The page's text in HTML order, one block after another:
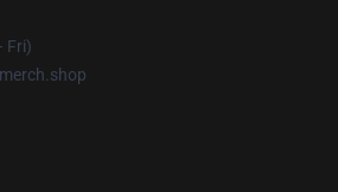
Fri)